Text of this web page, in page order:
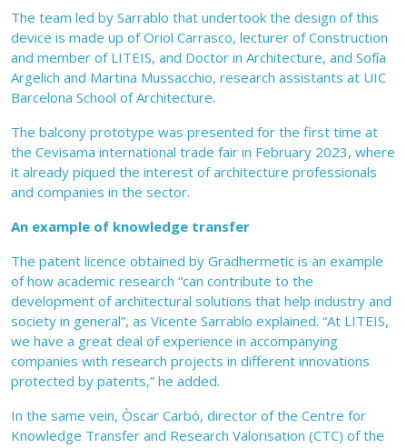
The team led by Sarrablo that undertook the design of this
device is made up of Oriol Carrasco, lecturer of Construction
and member of LITEIS, and Doctor in Architecture, and Sofía
Argelich and Martina Mussacchio, research assistants at UIC
Barcelona School of Architecture.
The balcony prototype was presented for the first time at
the Cevisama international trade fair in February 2023, where
it already piqued the interest of architecture professionals
and companies in the sector.
An example of knowledge transfer
The patent licence obtained by Gradhermetic is an example
of how academic research “can contribute to the
development of architectural solutions that help industry and
society in general”, as Vicente Sarrablo explained. “At LITEIS,
we have a great deal of experience in accompanying
companies with research projects in different innovations
protected by patents,” he added.
In the same vein, Òscar Carbó, director of the Centre for
Knowledge Transfer and Research Valorisation (CTC) of the